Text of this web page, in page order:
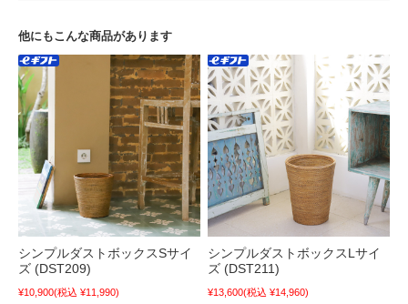
他にもこんな商品があります
シンプルダストボックスSサイ
ズ (DST209)
¥10,900(税込 ¥11,990)
シンプルダストボックスLサイ
ズ (DST211)
¥13,600(税込 ¥14,960)